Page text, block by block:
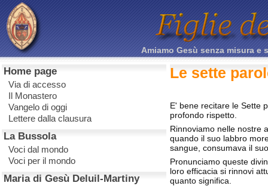
Amiamo Gesù senza misura
Home page
Via di accesso
Il Monastero
Vangelo di oggi
Lettere dalla clausura
La Bussola
Voci dal mondo
Voci per il mondo
Maria di Gesù Deluil-Martiny
Le sette
E' bene recitare le Sette
profondo rispetto.
Rinnoviamo nelle nostre
quando il suo labbro
sangue, consumava il
Pronunciamo queste
loro efficacia si rinnovi
quanto significa.